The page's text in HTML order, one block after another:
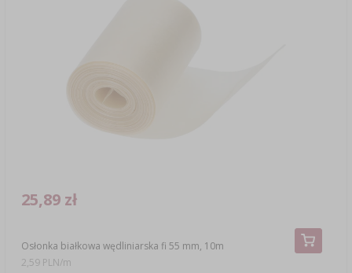
Osłonka białkowa wędliniarska fi 55 mm, 10m
25,89 zł
2,59 PLN/m